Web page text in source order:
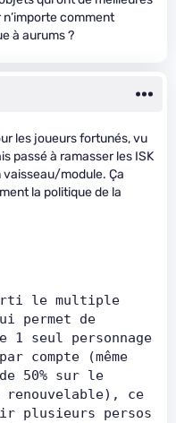
comment
à aurums ?
les joueurs fortunés, vu
passé à ramasser les ISK
vaisseau/module. Ça
la politique de la
permet de
seul personnage
compte (même
50% sur le
ce
plusieurs persos